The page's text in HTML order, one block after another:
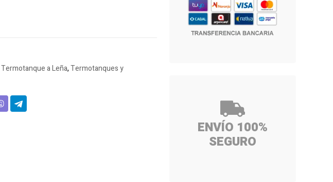
Termotanque a Leña,Termotanques y
ENVÍO 100%
SEGURO